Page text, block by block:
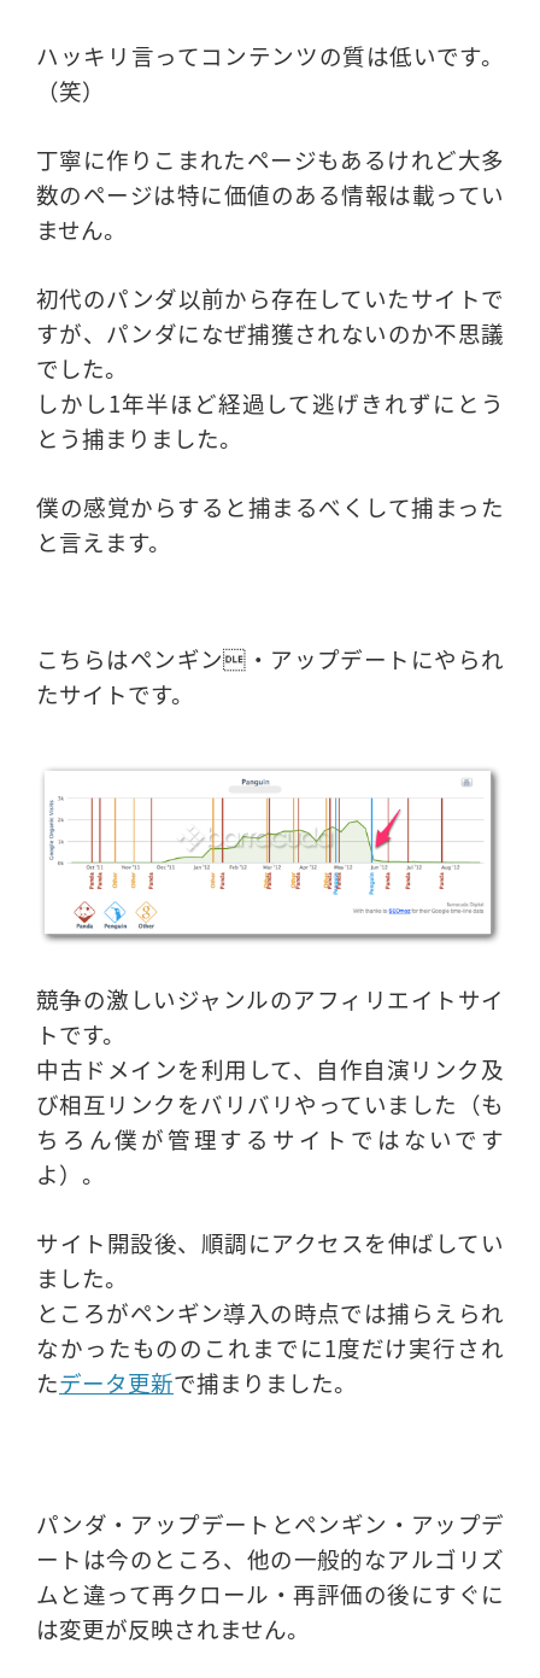
ハッキリ言ってコンテンツの質は低いです。
（笑）
丁寧に作りこまれたページもあるけれど大多
数のページは特に価値のある情報は載ってい
ません。
初代のパンダ以前から存在していたサイトで
すが、パンダになぜ捕獲されないのか不思議
でした。
しかし1年半ほど経過して逃げきれずにとう
とう捕まりました。
僕の感覚からすると捕まるべくして捕まった
と言えます。
こちらはペンギン・アップデートにやられ
たサイトです。
競争の激しいジャンルのアフィリエイトサイ
トです。
中古ドメインを利用して、自作自演リンク及
び相互リンクをバリバリやっていました（も
ちろん僕が管理するサイトではないです
よ）。
サイト開設後、順調にアクセスを伸ばしてい
ました。
ところがペンギン導入の時点では捕らえられ
なかったもののこれまでに1度だけ実行され
たデータ更新で捕まりました。
パンダ・アップデートとペンギン・アップデ
ートは今のところ、他の一般的なアルゴリズ
ムと違って再クロール・再評価の後にすぐに
は変更が反映されません。